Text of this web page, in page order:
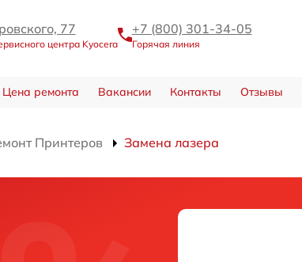
77
центра Kyocera
+7 (800) 301-34-05
Горячая линия
Цена ремонта Вакансии Контакты Отзывы
Принтеров Замена лазера